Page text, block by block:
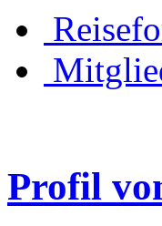
Profil